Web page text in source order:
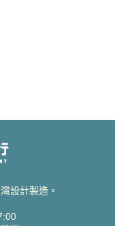
設計製造。